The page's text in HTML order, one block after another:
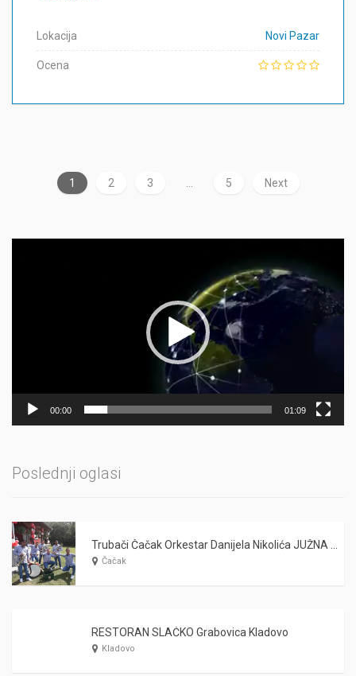
Lokacija Novi Pazar
Ocena
1 2 3 5 Next
00:00 01:09
Poslednji oglasi
Čačak
RESTORAN SLAĆKO Grabovica Kladovo
Kladovo